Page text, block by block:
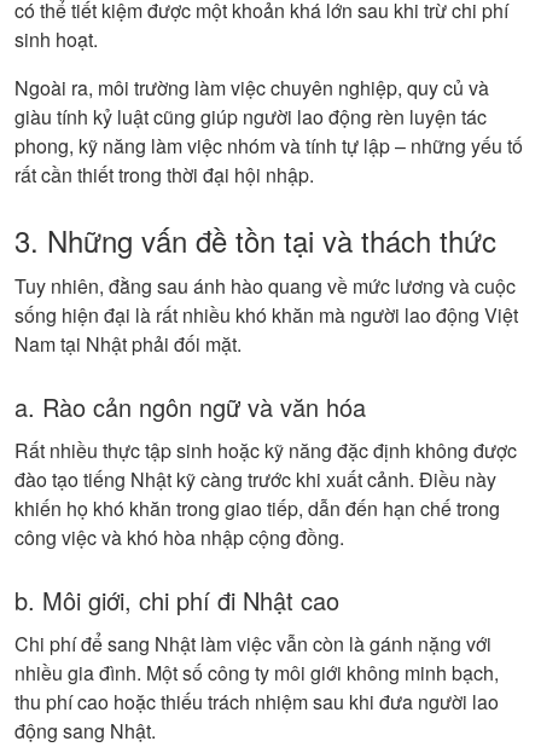
có thể tiết kiệm được một khoản khá lớn sau khi trừ chi phí
sinh hoạt.
Ngoài ra, môi trường làm việc chuyên nghiệp, quy củ và
giàu tính kỷ luật cũng giúp người lao động rèn luyện tác
phong, kỹ năng làm việc nhóm và tính tự lập – những yếu tố
rất cần thiết trong thời đại hội nhập.
3. Những vấn đề tồn tại và thách thức
Tuy nhiên, đằng sau ánh hào quang về mức lương và cuộc
sống hiện đại là rất nhiều khó khăn mà người lao động Việt
Nam tại Nhật phải đối mặt.
a. Rào cản ngôn ngữ và văn hóa
Rất nhiều thực tập sinh hoặc kỹ năng đặc định không được
đào tạo tiếng Nhật kỹ càng trước khi xuất cảnh. Điều này
khiến họ khó khăn trong giao tiếp, dẫn đến hạn chế trong
công việc và khó hòa nhập cộng đồng.
b. Môi giới, chi phí đi Nhật cao
Chi phí để sang Nhật làm việc vẫn còn là gánh nặng với
nhiều gia đình. Một số công ty môi giới không minh bạch,
thu phí cao hoặc thiếu trách nhiệm sau khi đưa người lao
động sang Nhật.